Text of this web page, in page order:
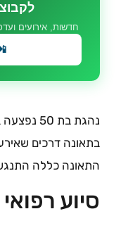
חדשות, אירועים
נהגת בת
בתאונה דרכים
התאונה כללה
סיוע